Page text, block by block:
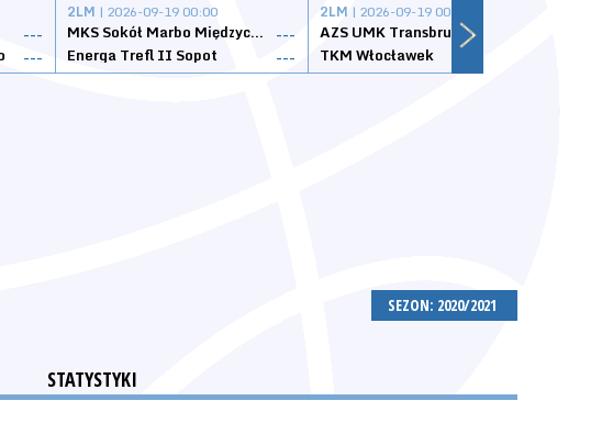
---
---
2LM | 2026-09-19 00:00
MKS Sokół Marbo Międzychód ---
Energa Trefl II Sopot
---
2LM | 2026-09-19 00:00
AZS UMK Transbruk Toruń
TKM Włocławek
SEZON: 2020/2021
STATYSTYKI